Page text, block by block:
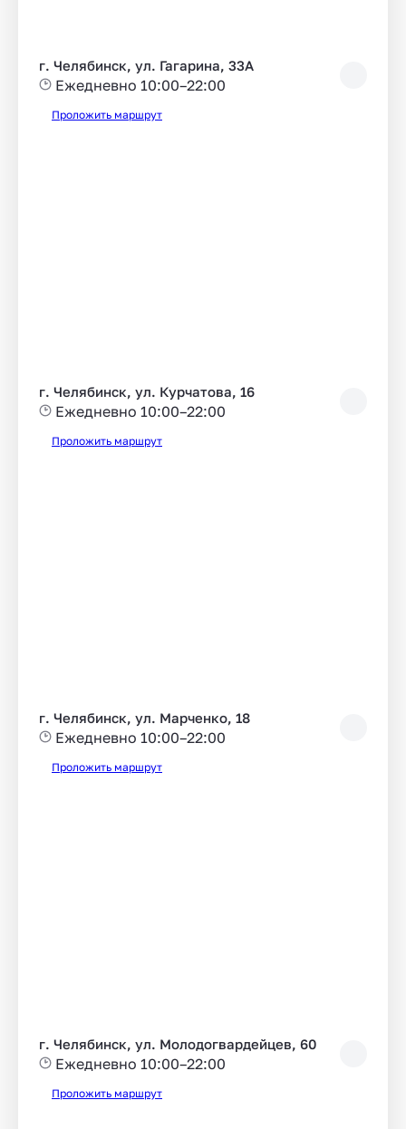
г. Челябинск, ул. Гагарина, 33А
Ежедневно 10:00–22:00
Проложить маршрут
г. Челябинск, ул. Курчатова, 16
Ежедневно 10:00–22:00
Проложить маршрут
г. Челябинск, ул. Марченко, 18
Ежедневно 10:00–22:00
Проложить маршрут
г. Челябинск, ул. Молодогвардейцев, 60
Ежедневно 10:00–22:00
Проложить маршрут